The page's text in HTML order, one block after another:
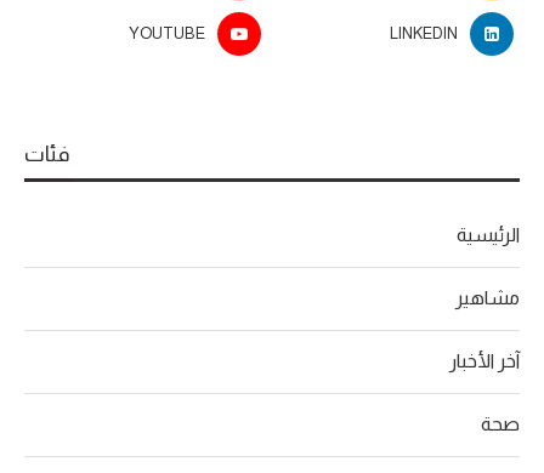
LINKEDIN
YOUTUBE
فئات
الرئيسية
مشاهير
آخر الأخبار
صحة